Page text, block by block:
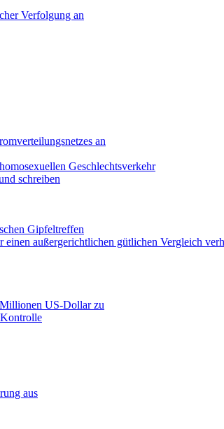
Verfolgung an
an
Geschlechtsverkehr
schreiben
Gipfeltreffen
einen außergerichtlichen gütlichen Vergleich
US-Dollar zu
aus